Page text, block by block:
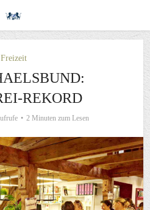
Freizeit
REKORD
2 Minuten zum Lesen